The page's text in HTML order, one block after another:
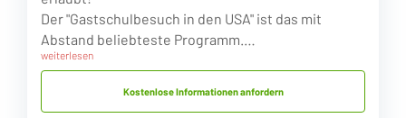
Der "Gastschulbesuch in den USA" ist das mit
Abstand beliebteste Programm.…
weiterlesen
Kostenlose Informationen anfordern